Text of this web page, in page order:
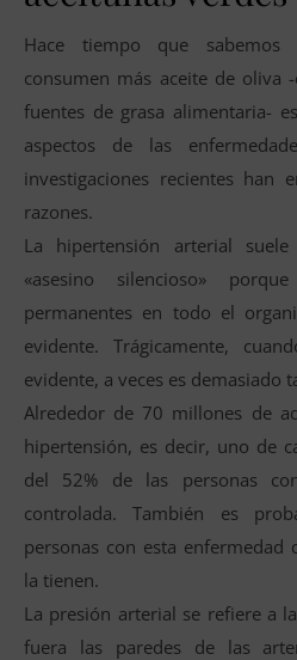
Hace tiempo que
consumen más aceite de oliva
fuentes de grasa alimentaria-
aspectos de las
investigaciones recientes han
razones.
La hipertensión arterial
«asesino silencioso»
permanentes en todo el
evidente. Trágicamente,
evidente, a veces es demasiado
Alrededor de 70 millones de
hipertensión, es decir, uno de
del 52% de las personas
controlada. También es
personas con esta enfermedad
la tienen.
La presión arterial se refiere a
fuera las paredes de las